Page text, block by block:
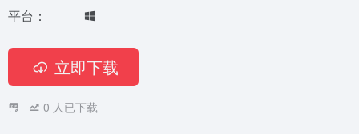
平台：
立即下载
0 人已下载